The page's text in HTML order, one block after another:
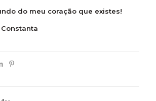
do meu coração que existes!
Constanta